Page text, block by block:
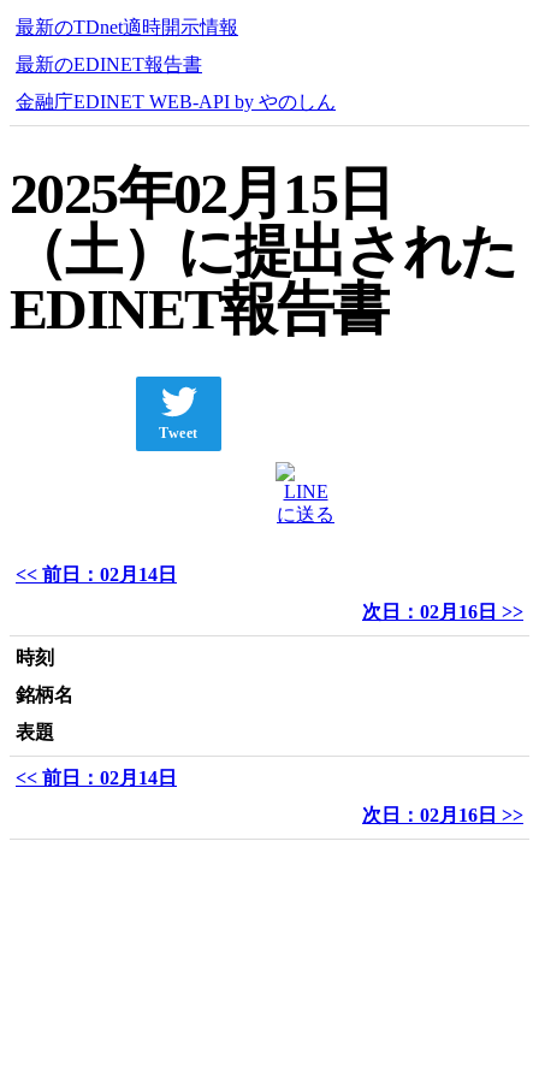
最新のTDnet適時開示情報
最新のEDINET報告書
金融庁EDINET WEB-API by やのしん
2025年02月15日
（土）に提出された
EDINET報告書
Tweet
<< 前日：02月14日
次日：02月16日 >>
時刻
銘柄名
表題
<< 前日：02月14日
次日：02月16日 >>